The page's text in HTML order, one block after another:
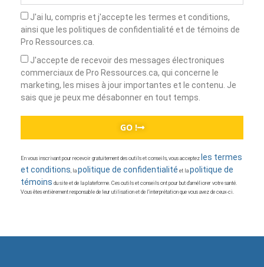
J'ai lu, compris et j'accepte les termes et conditions,
ainsi que les politiques de confidentialité et de témoins de
Pro Ressources.ca.
J'accepte de recevoir des messages électroniques
commerciaux de Pro Ressources.ca, qui concerne le
marketing, les mises à jour importantes et le contenu. Je
sais que je peux me désabonner en tout temps.
GO !
En vous inscrivant pour recevoir gratuitement des outils et conseils, vous acceptez les termes
et conditions, la politique de confidentialité et la politique de
témoins du site et de la plateforme. Ces outils et conseils ont pour but d’améliorer votre santé.
Vous êtes entièrement responsable de leur utilisation et de l’interprétation que vous avez de ceux-ci.